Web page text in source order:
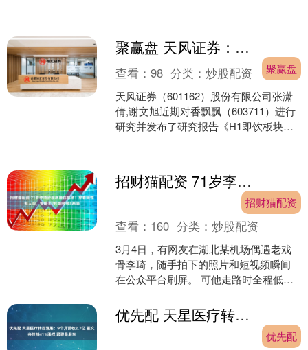
聚赢盘 天风证券：给予香飘飘买入评级
聚赢盘
查看：98 分类：炒股配资
天风证券（601162）股份有限公司张潇
倩,谢文旭近期对香飘飘（603711）进行
研究并发布了研究报告《H1即饮板块贡
招财猫配资 71岁李琦步履蹒跚在机场！穿着随性无人识，曾每天2包烟顿顿8两酒
招财猫配资
查看： 160 分类：炒股配资
3月4日，有网友在湖北某机场偶遇老戏
骨李琦，随手拍下的照片和短视频瞬间
在公众平台刷屏。 可他走路时全程低
心。 路过的游客几乎没人....优先配 天星医疗转战港股：9个月营收2.7亿 董文兴控制41%股权 君联是股东
优先配